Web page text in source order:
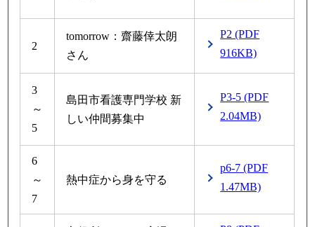
2
tomorrow：齋藤倖太朗
さん
P2 (PDF
916KB)
3
～
5
島田市看護専門学校 新
しい仲間募集中
P3-5 (PDF
2.04MB)
6
～
7
熱中症から身を守る
p6-7 (PDF
1.47MB)